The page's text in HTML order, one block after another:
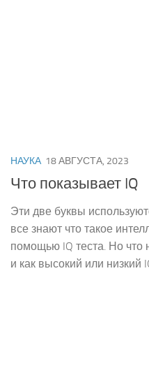
НАУКА 18 АВГУСТА, 2023
Что показывает IQ
Эти две буквы
все знают что такое
помощью IQ теста. Но что
и как высокий или низкий